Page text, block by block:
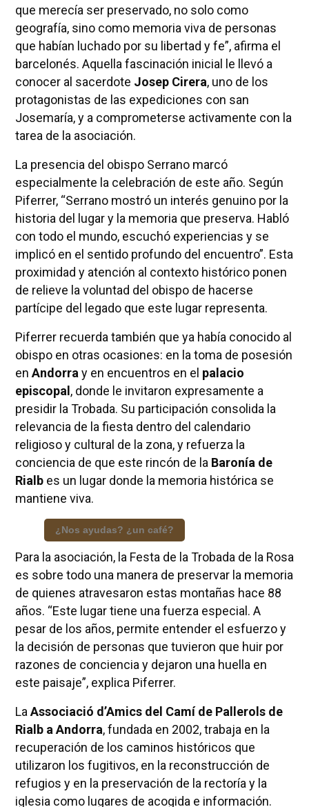
que merecía ser preservado, no solo como
geografía, sino como memoria viva de personas
que habían luchado por su libertad y fe”, afirma el
barcelonés. Aquella fascinación inicial le llevó a
conocer al sacerdote Josep Cirera, uno de los
protagonistas de las expediciones con san
Josemaría, y a comprometerse activamente con la
tarea de la asociación.
La presencia del obispo Serrano marcó
especialmente la celebración de este año. Según
Piferrer, “Serrano mostró un interés genuino por la
historia del lugar y la memoria que preserva. Habló
con todo el mundo, escuchó experiencias y se
implicó en el sentido profundo del encuentro”. Esta
proximidad y atención al contexto histórico ponen
de relieve la voluntad del obispo de hacerse
partícipe del legado que este lugar representa.
Piferrer recuerda también que ya había conocido al
obispo en otras ocasiones: en la toma de posesión
en Andorra y en encuentros en el palacio
episcopal, donde le invitaron expresamente a
presidir la Trobada. Su participación consolida la
relevancia de la fiesta dentro del calendario
religioso y cultural de la zona, y refuerza la
conciencia de que este rincón de la Baronía de
Rialbes un lugar donde la memoria histórica se
mantiene viva.
¿Nos ayudas? ¿un café?
Para la asociación, la Festa de la Trobada de la Rosa
es sobre todo una manera de preservar la memoria
de quienes atravesaron estas montañas hace 88
años. “Este lugar tiene una fuerza especial. A
pesar de los años, permite entender el esfuerzo y
la decisión de personas que tuvieron que huir por
razones de conciencia y dejaron una huella en
este paisaje”, explica Piferrer.
La Associació d’Amics del Camí de Pallerols de
Rialb a Andorra, fundada en 2002, trabaja en la
recuperación de los caminos históricos que
utilizaron los fugitivos, en la reconstrucción de
refugios y en la preservación de la rectoría y la
iglesia como lugares de acogida e información.